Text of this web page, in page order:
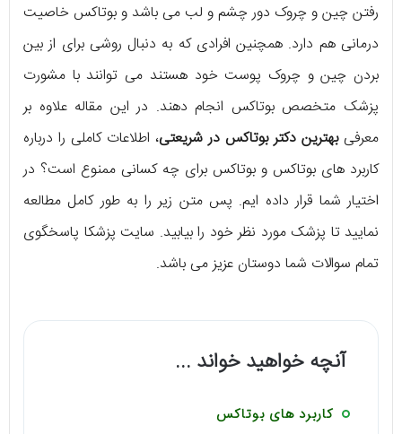
رفتن چین و چروک دور چشم و لب می باشد و بوتاکس خاصیت
درمانی هم دارد. همچنین افرادی که به دنبال روشی برای از بین
بردن چین و چروک پوست خود هستند می توانند با مشورت
پزشک متخصص بوتاکس انجام دهند. در این مقاله علاوه بر
معرفیبهترین دکتر بوتاکس در شریعتی، اطلاعات کاملی را درباره
کاربرد های بوتاکس و بوتاکس برای چه کسانی ممنوع است؟ در
اختیار شما قرار داده ایم. پس متن زیر را به طور کامل مطالعه
نمایید تا پزشک مورد نظر خود را بیابید. سایت پزشکا پاسخگوی
تمام سوالات شما دوستان عزیز می ‌باشد.
آنچه خواهید خواند ...
کاربرد های بوتاکس